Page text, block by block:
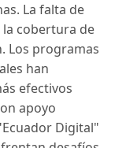
La falta de
cobertura de
Los programas
han
efectivos
apoyo
Digital"